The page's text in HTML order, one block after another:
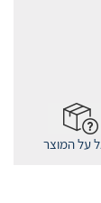
על המוצר